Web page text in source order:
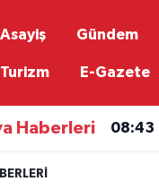
Asayiş Gündem
Turizm E-Gazete
Haberleri 08:43